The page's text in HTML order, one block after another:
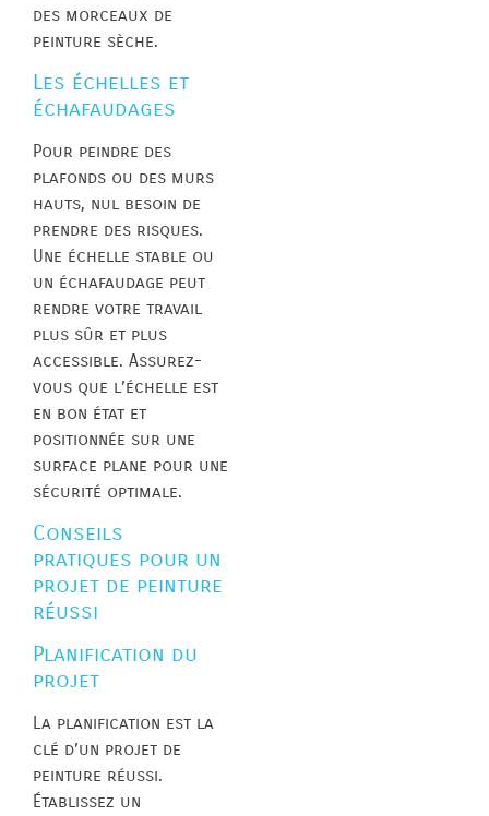
des morceaux de
peinture sèche.
Les échelles et
échafaudages
Pour peindre des
plafonds ou des murs
hauts, nul besoin de
prendre des risques.
Une échelle stable ou
un échafaudage peut
rendre votre travail
plus sûr et plus
accessible. Assurez-
vous que l’échelle est
en bon état et
positionnée sur une
surface plane pour une
sécurité optimale.
Conseils
pratiques pour un
projet de peinture
réussi
Planification du
projet
La planification est la
clé d’un projet de
peinture réussi.
Établissez un